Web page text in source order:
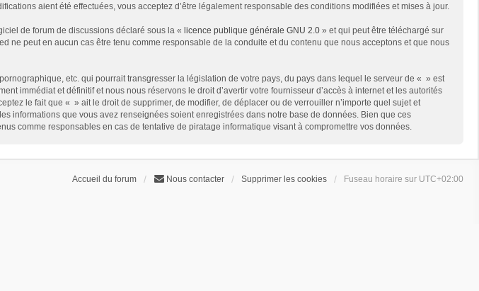
aient été effectuées, vous acceptez d’être légalement responsable des conditions modifiées et mises à jour.
de forum de discussions déclaré sous la « licence publique générale GNU 2.0 » et qui peut être téléchargé sur
peut en aucun cas être tenu comme responsable de la conduite et du contenu que nous acceptons et que nous
etc. qui pourrait transgresser la législation de votre pays, du pays dans lequel le serveur de « » est
immédiat et définitif et nous nous réservons le droit d’avertir votre fournisseur d’accès à internet et les autorités
le fait que « » ait le droit de supprimer, de modifier, de déplacer ou de verrouiller n’importe quel sujet et
informations que vous avez renseignées soient enregistrées dans notre base de données. Bien que ces
comme responsables en cas de tentative de piratage informatique visant à compromettre vos données.
Accueil du forum Nous contacter Supprimer les cookies Fuseau horaire sur UTC+02:00